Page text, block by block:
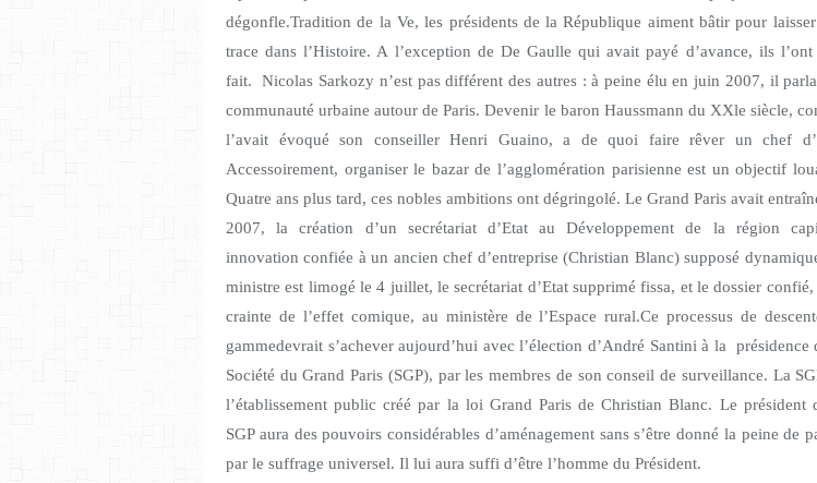
dégonfle.Tradition de la Ve, les présidents de la République aiment bâtir pour
trace dans l’Histoire. A l’exception de De Gaulle qui avait payé d’avance, ils l’ont
fait.
Nicolas Sarkozy n’est pas différent des autres : à peine élu en juin 2007, il
communauté urbaine autour de Paris. Devenir le baron Haussmann du XXle siècle,
l’avait évoqué son conseiller Henri Guaino, a de quoi faire rêver un chef
Accessoirement, organiser le bazar de l’agglomération parisienne est un objectif
Quatre ans plus tard, ces nobles ambitions ont dégringolé. Le Grand Paris avait
2007, la création d’un secrétariat d’Etat au Développement de la région
innovation confiée à un ancien chef d’entreprise (Christian Blanc) supposé
ministre est limogé le 4 juillet, le secrétariat d’Etat supprimé fissa, et le dossier confié,
crainte de l’effet comique, au ministère de l’Espace rural.Ce processus de
gammedevrait s’achever aujourd’hui avec l’élection d’André Santini à la présidence
Société du Grand Paris (SGP), par les membres de son conseil de surveillance. La
l’établissement public créé par la loi Grand Paris de Christian Blanc. Le président
SGP aura des pouvoirs considérables d’aménagement sans s’être donné la peine de
par le suffrage universel. Il lui aura suffi d’être l’homme du Président.